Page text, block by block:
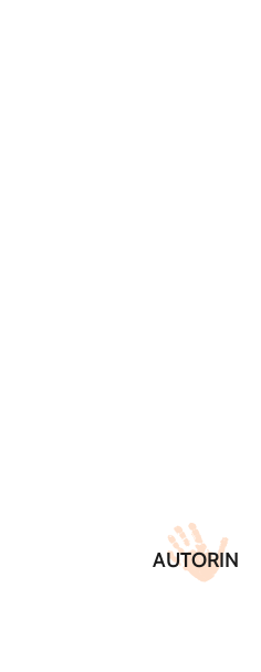
Artikel-
InfosAUTORIN